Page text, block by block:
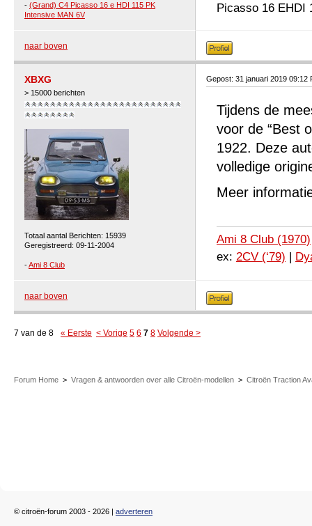
- (Grand) C4 Picasso 16 e HDI 115 PK
Intensive MAN 6V
Picasso 16 EHDI
naar boven
XBXG
> 15000 berichten
Totaal aantal Berichten: 15939
Geregistreerd: 09-11-2004
-Ami 8 Club
Gepost: 31 januari 2019 09:12
Tijdens de
voor de “Best
1922. Deze
volledige
Meer
Ami 8 Club (1970)
ex: 2CV (‘79) |
naar boven
7 van de 8 « Eerste < Vorige 5 6 7 8 Volgende >
Forum Home > Vragen & antwoorden over alle Citroën-modellen > Citroën Traction
© citroën-forum 2003 - 2026 | adverteren